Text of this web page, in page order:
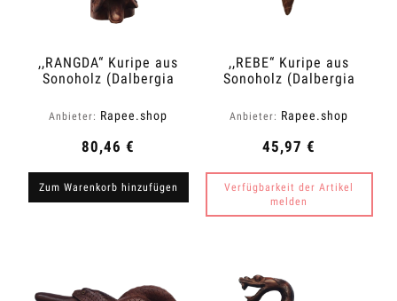
,,RANGDA“ Kuripe aus
Sonoholz (Dalbergia
Anbieter: Rapee.shop
80,46 €
Zum Warenkorb hinzufügen
,,REBE“ Kuripe aus
Sonoholz (Dalbergia
Anbieter: Rapee.shop
45,97 €
Verfügbarkeit der Artikel
melden